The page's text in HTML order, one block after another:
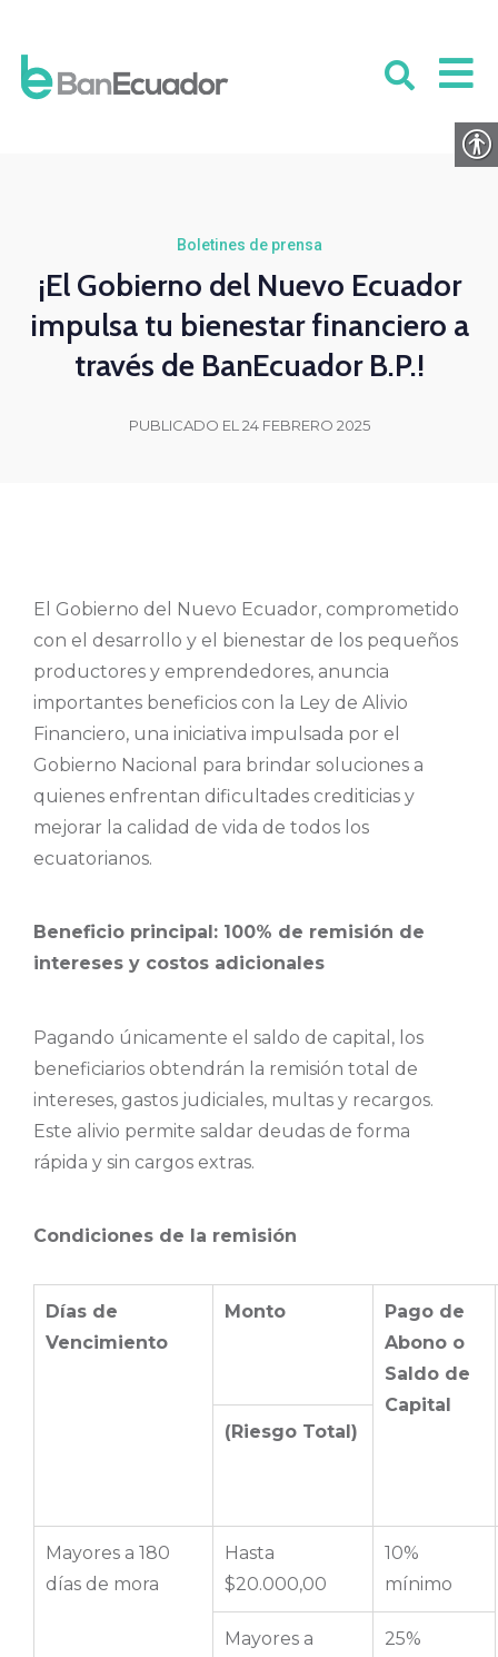
Boletines de prensa
¡El Gobierno del Nuevo Ecuador
impulsa tu bienestar financiero a
través de BanEcuador B.P.!
PUBLICADO EL 24 FEBRERO 2025
El Gobierno del Nuevo Ecuador, comprometido
con el desarrollo y el bienestar de los pequeños
productores y emprendedores, anuncia
importantes beneficios con la Ley de Alivio
Financiero, una iniciativa impulsada por el
Gobierno Nacional para brindar soluciones a
quienes enfrentan dificultades crediticias y
mejorar la calidad de vida de todos los
ecuatorianos.
Beneficio principal: 100% de remisión de
intereses y costos adicionales
Pagando únicamente el saldo de capital, los
beneficiarios obtendrán la remisión total de
intereses, gastos judiciales, multas y recargos.
Este alivio permite saldar deudas de forma
rápida y sin cargos extras.
Condiciones de la remisión
Días de
Vencimiento
Monto
Pago de
Abono o
Saldo de
Capital
(Riesgo Total)
Mayores a 180
días de mora
Hasta
$20.000,00
10%
mínimo
Mayores a
25%